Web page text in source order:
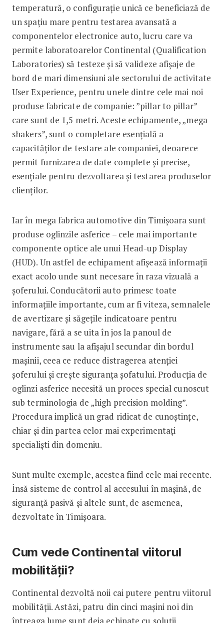
temperatură, o configurație unică ce beneficiază de
un spațiu mare pentru testarea avansată a
componentelor electronice auto, lucru care va
permite laboratoarelor Continental (Qualification
Laboratories) să testeze și să valideze afișaje de
bord de mari dimensiuni ale sectorului de activitate
User Experience, pentru unele dintre cele mai noi
produse fabricate de companie: ”pillar to pillar”
care sunt de 1,5 metri. Aceste echipamente, „mega
shakers”, sunt o completare esențială a
capacităților de testare ale companiei, deoarece
permit furnizarea de date complete și precise,
esențiale pentru dezvoltarea și testarea produselor
clienților.
Iar în mega fabrica automotive din Timișoara sunt
produse oglinzile asferice – cele mai importante
componente optice ale unui Head-up Display
(HUD). Un astfel de echipament afișează informații
exact acolo unde sunt necesare în raza vizuală a
șoferului. Conducătorii auto primesc toate
informațiile importante, cum ar fi viteza, semnalele
de avertizare și săgețile indicatoare pentru
navigare, fără a se uita în jos la panoul de
instrumente sau la afișajul secundar din bordul
mașinii, ceea ce reduce distragerea atenției
șoferului și crește siguranța șofatului. Producția de
oglinzi asferice necesită un proces special cunoscut
sub terminologia de „high precision molding”.
Procedura implică un grad ridicat de cunoștințe,
chiar și din partea celor mai experimentați
specialiști din domeniu.
Sunt multe exemple, acestea fiind cele mai recente.
Însă sisteme de control al accesului în mașină, de
siguranță pasivă și altele sunt, de asemenea,
dezvoltate în Timișoara.
Cum vede Continental viitorul
mobilității?
Continental dezvoltă noii cai putere pentru viitorul
mobilității. Astăzi, patru din cinci mașini noi din
întreaga lume sunt deja echipate cu soluții